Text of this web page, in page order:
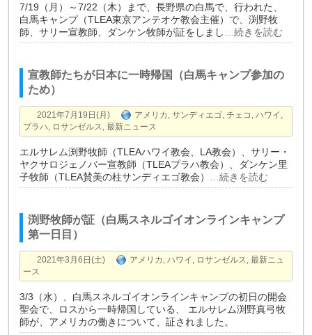
7/19（月）～7/22（木）まで、長野県の白馬で、行われた、
白馬キャンプ（TLEA東京アンテオケ教会主催）で、渕野牧
師、サリー宣教師、ダンケン牧師が証をしまし
…続きを読む
宣教師たちが日本に一時帰国（白馬キャンプ参加の
ため）
2021年7月19日(月) アメリカ ,サンディエゴ,チェコ ,ハワイ ,
プラハ, ロサンゼルス,最新ニュース
エルサレム渕野牧師（TLEAハワイ教会、LA教会）、サリー・
ヤクサロジェノバー宣教師（TLEAプラハ教会）、ダンケン里
子牧師（TLEA賛美の柱サンディエゴ教会）
…続きを読む
渕野牧師が証（白馬スネルゴイオンラインキャンプ
第一日目）
2021年3月6日(土) アメリカ ,ハワイ , ロサンゼルス,最新ニュ
ース
3/3（水）、白馬スネルゴイオンラインキャンプの初日の開会
聖会で、ロスから一時帰国している、 エルサレム渕野真弓牧
師が、アメリカの働きについて、証されました。